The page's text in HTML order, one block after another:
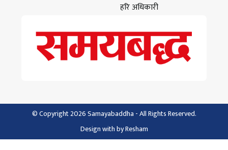
हरि अधिकारी
© Copyright 2026 Samayabaddha - All Rights Reserved.
Design withbyResham